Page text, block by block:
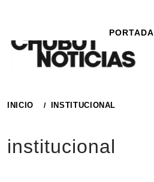
contenido
PORTADA
INICIO INSTITUCIONAL
institucional